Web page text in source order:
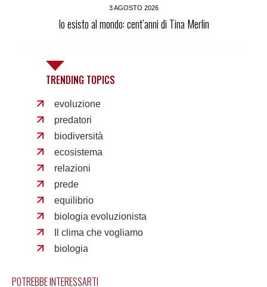
3 AGOSTO 2026
Io esisto al mondo: cent’anni di Tina Merlin
TRENDING TOPICS
evoluzione
predatori
biodiversità
ecosistema
relazioni
prede
equilibrio
biologia evoluzionista
Il clima che vogliamo
biologia
POTREBBE INTERESSARTI